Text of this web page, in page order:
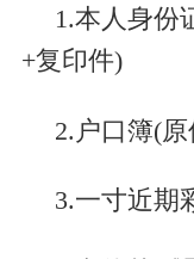
1.本人身份
+复印件)
2. 户口簿(原
3.一寸近期